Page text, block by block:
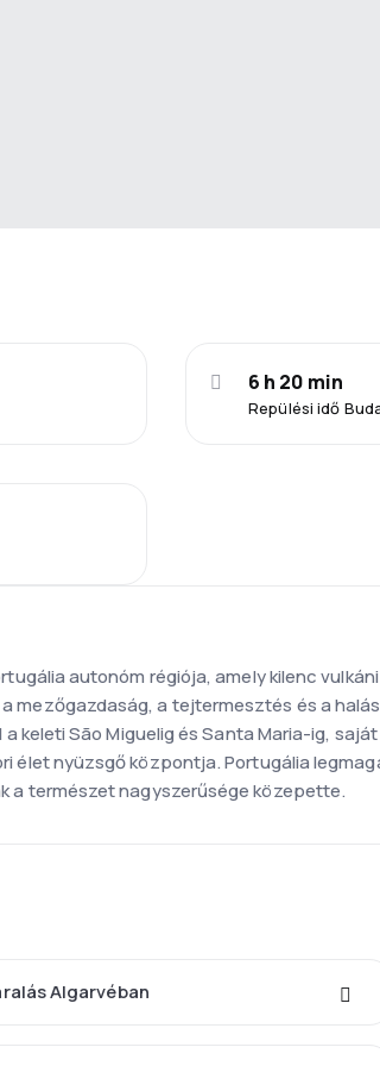
Repülési idő
6 h 20 min
autonóm régiója, amely kilenc
mezőgazdaság, a tejtermesztés és a
keleti São Miguelig és Santa Maria-ig,
élet nyüzsgő központja. Portugália
a természet nagyszerűsége közepette.
Algarvéban